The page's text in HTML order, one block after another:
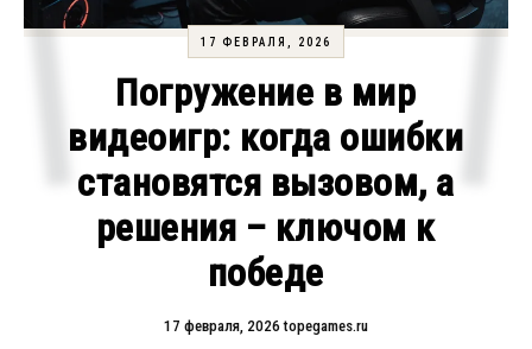
17 ФЕВРАЛЯ, 2026
Погружение в мир
видеоигр: когда ошибки
становятся вызовом, а
решения – ключом к
победе
17 февраля, 2026 topegames.ru